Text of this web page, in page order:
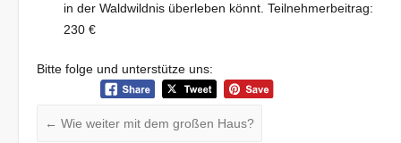
in der Waldwildnis überleben könnt. Teilnehmerbeitrag:
230 €
Bitte folge und unterstütze uns:
← Wie weiter mit dem großen Haus?